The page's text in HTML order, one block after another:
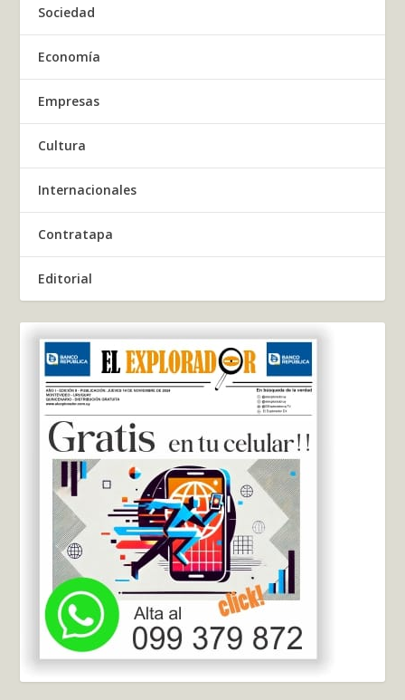
Sociedad
Economía
Empresas
Cultura
Internacionales
Contratapa
Editorial